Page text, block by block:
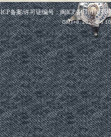
ICP备案/许可证编号：闽ICP备17017633
GMT+8, 2026-8-6